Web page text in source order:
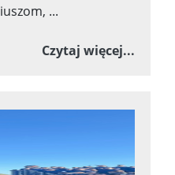
...
Czytaj więcej...o